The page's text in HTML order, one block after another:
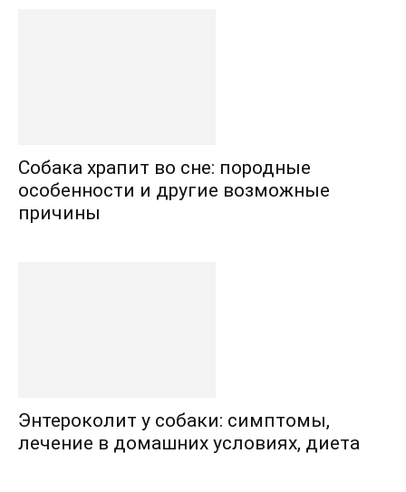
Собака храпит во сне: породные
особенности и другие возможные
причины
Энтероколит у собаки: симптомы,
лечение в домашних условиях, диета